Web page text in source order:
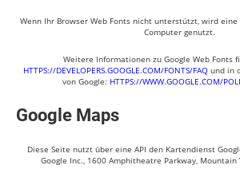
Wenn Ihr Browser Web Fonts nicht unterstützt, wird
Computer genutzt.
Weitere Informationen zu Google Web Fonts
HTTPS://DEVELOPERS.GOOGLE.COM/FONTS/FAQund in
von Google: HTTPS://WWW.GOOGLE.COM/
Google Maps
Diese Seite nutzt über eine API den Kartendienst
Google Inc., 1600 Amphitheatre Parkway, Mountain